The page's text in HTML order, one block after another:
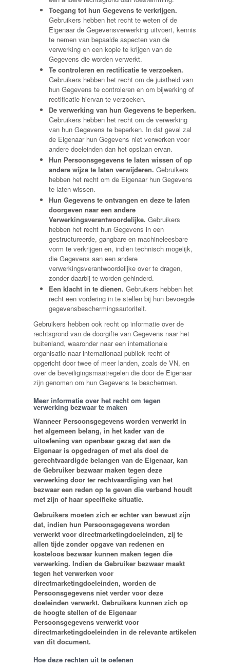
Toegang tot hun Gegevens te verkrijgen.
Gebruikers hebben het recht te weten of de
Eigenaar de Gegevensverwerking uitvoert, kennis
te nemen van bepaalde aspecten van de
verwerking en een kopie te krijgen van de
Gegevens die worden verwerkt.
Te controleren en rectificatie te verzoeken.
Gebruikers hebben het recht om de juistheid van
hun Gegevens te controleren en om bijwerking of
rectificatie hiervan te verzoeken.
De verwerking van hun Gegevens te beperken.
Gebruikers hebben het recht om de verwerking
van hun Gegevens te beperken. In dat geval zal
de Eigenaar hun Gegevens niet verwerken voor
andere doeleinden dan het opslaan ervan.
Hun Persoonsgegevens te laten wissen of op
andere wijze te laten verwijderen. Gebruikers
hebben het recht om de Eigenaar hun Gegevens
te laten wissen.
Hun Gegevens te ontvangen en deze te laten
doorgeven naar een andere
Verwerkingsverantwoordelijke. Gebruikers
hebben het recht hun Gegevens in een
gestructureerde, gangbare en machineleesbare
vorm te verkrijgen en, indien technisch mogelijk,
die Gegevens aan een andere
verwerkingsverantwoordelijke over te dragen,
zonder daarbij te worden gehinderd.
Een klacht in te dienen. Gebruikers hebben het
recht een vordering in te stellen bij hun bevoegde
gegevensbeschermingsautoriteit.
Gebruikers hebben ook recht op informatie over de
rechtsgrond van de doorgifte van Gegevens naar het
buitenland, waaronder naar een internationale
organisatie naar internationaal publiek recht of
opgericht door twee of meer landen, zoals de VN, en
over de beveiligingsmaatregelen die door de Eigenaar
zijn genomen om hun Gegevens te beschermen.
Meer informatie over het recht om tegen
verwerking bezwaar te maken
Wanneer Persoonsgegevens worden verwerkt in
het algemeen belang, in het kader van de
uitoefening van openbaar gezag dat aan de
Eigenaar is opgedragen of met als doel de
gerechtvaardigde belangen van de Eigenaar, kan
de Gebruiker bezwaar maken tegen deze
verwerking door ter rechtvaardiging van het
bezwaar een reden op te geven die verband houdt
met zijn of haar specifieke situatie.
Gebruikers moeten zich er echter van bewust zijn
dat, indien hun Persoonsgegevens worden
verwerkt voor directmarketingdoeleinden, zij te
allen tijde zonder opgave van redenen en
kosteloos bezwaar kunnen maken tegen die
verwerking. Indien de Gebruiker bezwaar maakt
tegen het verwerken voor
directmarketingdoeleinden, worden de
Persoonsgegevens niet verder voor deze
doeleinden verwerkt. Gebruikers kunnen zich op
de hoogte stellen of de Eigenaar
Persoonsgegevens verwerkt voor
directmarketingdoeleinden in de relevante artikelen
van dit document.
Hoe deze rechten uit te oefenen